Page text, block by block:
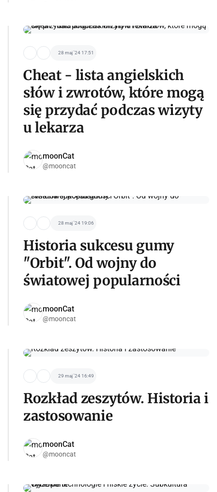
28 maj '24 17:51
Cheat - lista angielskich
słów i zwrotów, które mogą
się przydać podczas wizyty
u lekarza
moonCat
@mooncat
28 maj '24 19:06
Historia sukcesu gumy
"Orbit". Od wojny do
światowej popularności
moonCat
@mooncat
29 maj '24 16:49
Rozkład zeszytów. Historia i
zastosowanie
moonCat
@mooncat